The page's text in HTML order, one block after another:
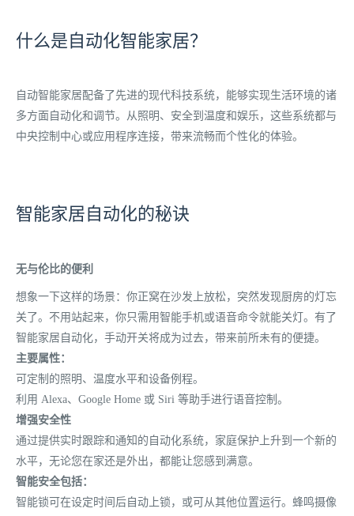
什么是自动化智能家居？
自动智能家居配备了先进的现代科技系统，能够实现生活环境的诸
多方面自动化和调节。从照明、安全到温度和娱乐，这些系统都与
中央控制中心或应用程序连接，带来流畅而个性化的体验。
智能家居自动化的秘诀
无与伦比的便利
想象一下这样的场景：你正窝在沙发上放松，突然发现厨房的灯忘
关了。不用站起来，你只需用智能手机或语音命令就能关灯。有了
智能家居自动化，手动开关将成为过去，带来前所未有的便捷。
主要属性：
可定制的照明、温度水平和设备例程。
利用 Alexa、Google Home 或 Siri 等助手进行语音控制。
增强安全性
通过提供实时跟踪和通知的自动化系统，家庭保护上升到一个新的
水平，无论您在家还是外出，都能让您感到满意。
智能安全包括：
智能锁可在设定时间后自动上锁，或可从其他位置运行。 蜂鸣摄像